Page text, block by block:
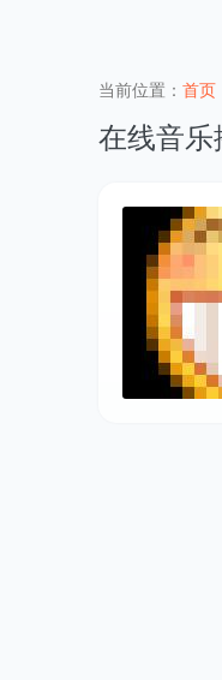
当前位置： 首页
在线音乐